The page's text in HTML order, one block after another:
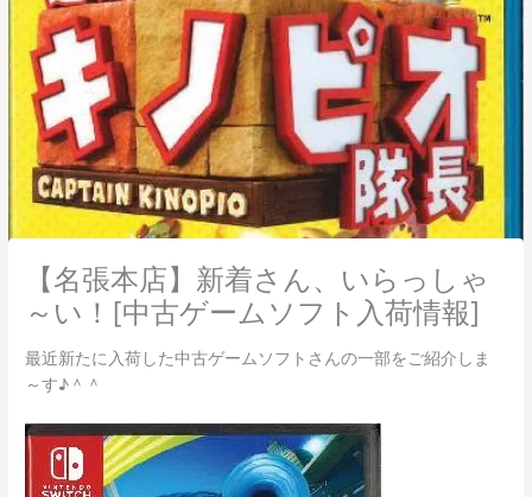
【名張本店】新着さん、いらっしゃ
～い！[中古ゲームソフト入荷情報]
最近新たに入荷した中古ゲームソフトさんの一部をご紹介しま
～す♪＾＾